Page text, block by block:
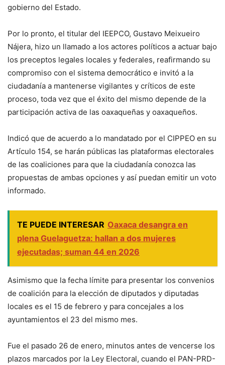
gobierno del Estado.
Por lo pronto, el titular del IEEPCO, Gustavo Meixueiro
Nájera, hizo un llamado a los actores políticos a actuar bajo
los preceptos legales locales y federales, reafirmando su
compromiso con el sistema democrático e invitó a la
ciudadanía a mantenerse vigilantes y críticos de este
proceso, toda vez que el éxito del mismo depende de la
participación activa de las oaxaqueñas y oaxaqueños.
Indicó que de acuerdo a lo mandatado por el CIPPEO en su
Artículo 154, se harán públicas las plataformas electorales
de las coaliciones para que la ciudadanía conozca las
propuestas de ambas opciones y así puedan emitir un voto
informado.
TE PUEDE INTERESAR Oaxaca desangra en
plena Guelaguetza: hallan a dos mujeres
ejecutadas; suman 44 en 2026
Asimismo que la fecha límite para presentar los convenios
de coalición para la elección de diputados y diputadas
locales es el 15 de febrero y para concejales a los
ayuntamientos el 23 del mismo mes.
Fue el pasado 26 de enero, minutos antes de vencerse los
plazos marcados por la Ley Electoral, cuando el PAN-PRD-